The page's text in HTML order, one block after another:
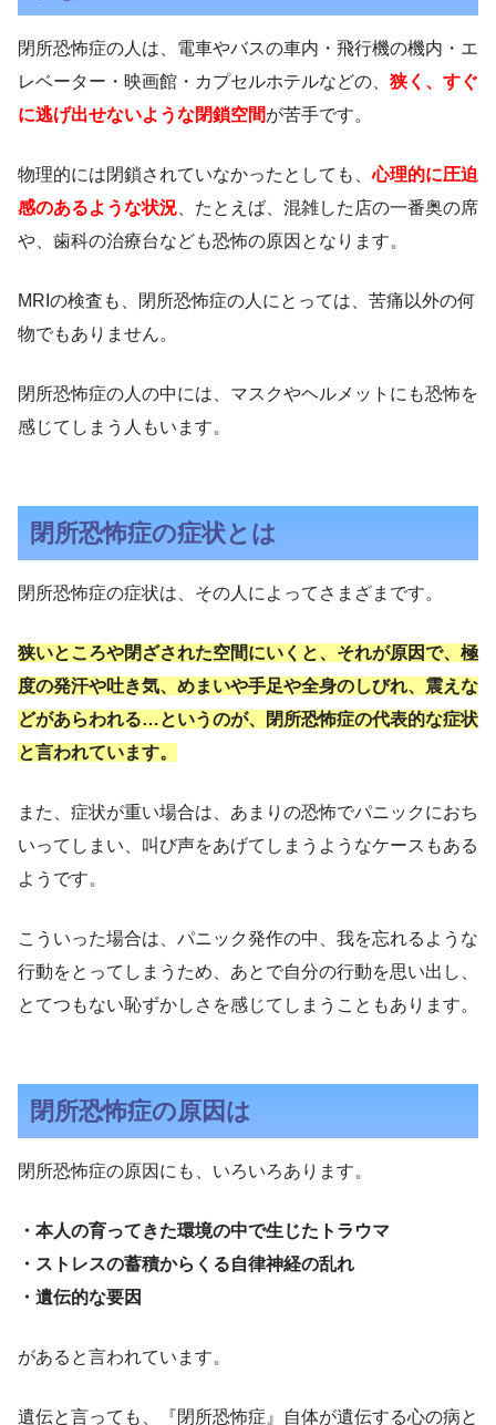
閉所恐怖症の人は、電車やバスの車内・飛行機の機内・エ
レベーター・映画館・カプセルホテルなどの、 狭く、すぐ
に逃げ出せないような閉鎖空間が苦手です。
物理的には閉鎖されていなかったとしても、心理的に圧迫
感のあるような状況 、たとえば、混雑した店の一番奥の席
や、歯科の治療台なども恐怖の原因となります。
MRIの検査も、閉所恐怖症の人にとっては、苦痛以外の何
物でもありません。
閉所恐怖症の人の中には、マスクやヘルメットにも恐怖を
感じてしまう人もいます。
閉所恐怖症の症状とは
閉所恐怖症の症状は、その人によってさまざまです。
狭いところや閉ざされた空間にいくと、それが原因で、極
度の発汗や吐き気、めまいや手足や全身のしびれ、震えな
どがあらわれる…というのが、閉所恐怖症の代表的な症状
と言われています。
また、症状が重い場合は、あまりの恐怖でパニックにおち
いってしまい、叫び声をあげてしまうようなケースもある
ようです。
こういった場合は、パニック発作の中、我を忘れるような
行動をとってしまうため、あとで自分の行動を思い出し、
とてつもない恥ずかしさを感じてしまうこともあります。
閉所恐怖症の原因は
閉所恐怖症の原因にも、いろいろあります。
・本人の育ってきた環境の中で生じたトラウマ
・ストレスの蓄積からくる自律神経の乱れ
・遺伝的な要因
があると言われています。
遺伝と言っても、『閉所恐怖症』自体が遺伝する心の病と